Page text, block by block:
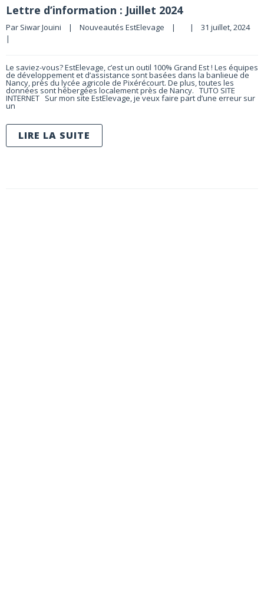
Lettre d’information : Juillet 2024
Par Siwar Jouini | Nouveautés EstElevage | |
31 juillet, 2024
|
Le saviez-vous? EstElevage, c’est un outil 100% Grand Est ! Les équipes
de développement et d’assistance sont basées dans la banlieue de
Nancy, près du lycée agricole de Pixérécourt. De plus, toutes les
données sont hébergées localement près de Nancy. TUTO SITE
INTERNET Sur mon site EstElevage, je veux faire part d’une erreur sur
un
LIRE LA SUITE